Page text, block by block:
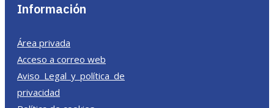
Información
Área privada
Acceso a correo web
Aviso Legal y política de
privacidad